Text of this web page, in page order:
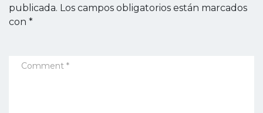
publicada. Los campos obligatorios están marcados
con *